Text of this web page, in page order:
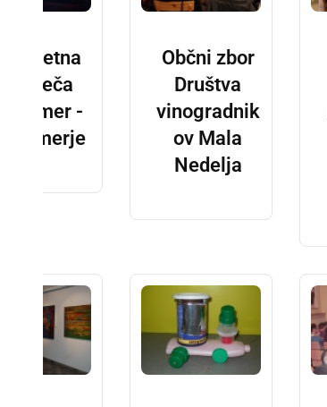
Prometna
nesreča
Ljutomer -
Radomerje
Občni zbor
Društva
vinogradnik
ov Mala
Nedelja